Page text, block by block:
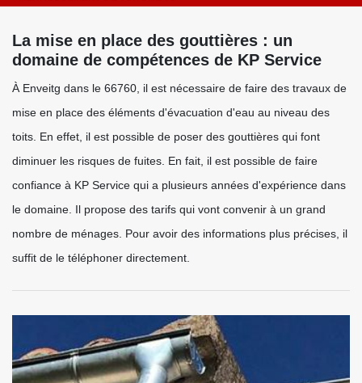
La mise en place des gouttières : un
domaine de compétences de KP Service
À Enveitg dans le 66760, il est nécessaire de faire des travaux de
mise en place des éléments d'évacuation d'eau au niveau des
toits. En effet, il est possible de poser des gouttières qui font
diminuer les risques de fuites. En fait, il est possible de faire
confiance à KP Service qui a plusieurs années d'expérience dans
le domaine. Il propose des tarifs qui vont convenir à un grand
nombre de ménages. Pour avoir des informations plus précises, il
suffit de le téléphoner directement.